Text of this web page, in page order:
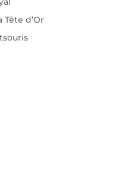
d’Or